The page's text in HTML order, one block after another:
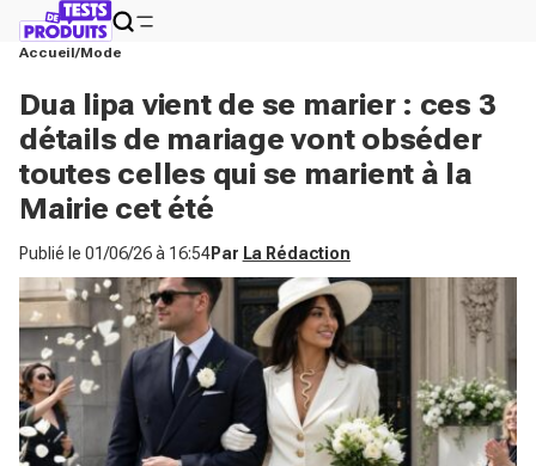
Accueil Mode
Dua lipa vient de se marier : ces 3
détails de mariage vont obséder
toutes celles qui se marient à la
Mairie cet été
Publié le 01/06/26 à 16:54Par La Rédaction